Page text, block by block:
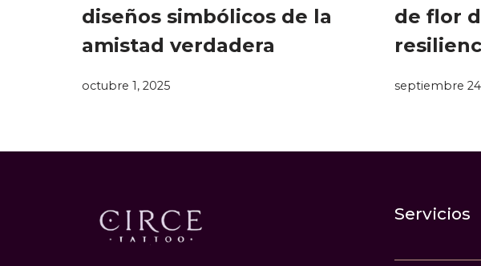
diseños simbólicos de la
amistad verdadera
octubre 1, 2025
de flor
septiembre
Servicios